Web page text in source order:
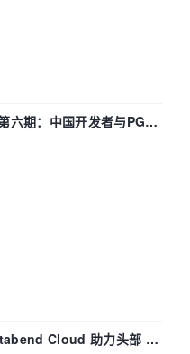
六期：中国开发者与PG内
么？
Cloud 助力头部 AI